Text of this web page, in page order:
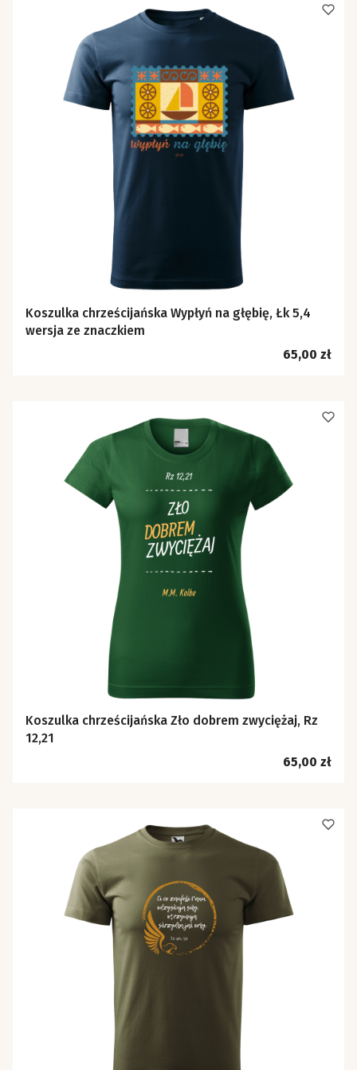
Koszulka chrześcijańska Wypłyń na głębię, Łk 5,4
wersja ze znaczkiem
Cena
65,00 zł
Koszulka chrześcijańska Zło dobrem zwyciężaj, Rz
12,21
Cena
65,00 zł